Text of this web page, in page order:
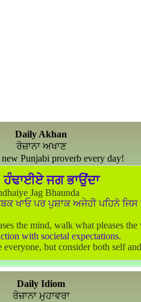
Daily Akhan
ਰੋਜ਼ਾਨਾ ਅਖਾਣ
Punjabi proverb every day!
ਜਗ ਭਾਉਂਦਾ
Jag Bhaunda
ਖਾਓ ਪਰ ਪੁਸ਼ਾਕ ਅਜੇਹੀ ਪਹਿਨੋ ਜਿਸ
the mind, walk what pleases the
with societal expectations.
everyone, but consider both self
Daily Idiom
ਰੋਜ਼ਾਨਾ ਮੁਹਾਵਰਾ